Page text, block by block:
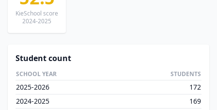
KieSchool score
2024-2025
Student count
SCHOOL YEAR STUDENTS
2025-2026
172
2024-2025
169